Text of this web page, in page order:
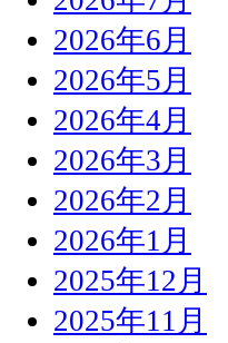
2026年6月
2026年5月
2026年4月
2026年3月
2026年2月
2026年1月
2025年12月
2025年11月